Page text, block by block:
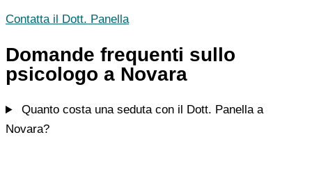
Contatta il Dott. Panella
Domande frequenti sullo
psicologo a Novara
Quanto costa una seduta con il Dott. Panella a
Novara?